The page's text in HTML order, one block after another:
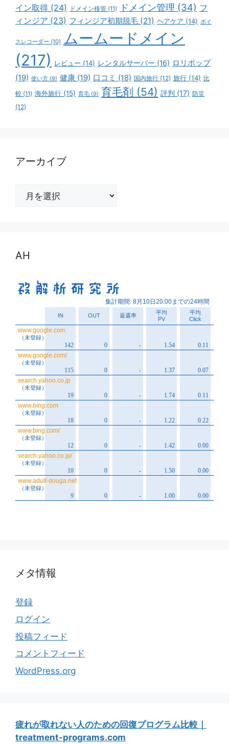
イン取得 (24) ドメイン移管 (11) ドメイン管理 (34) フ
ィンジア (23) フィンジア初期脱毛 (21) ヘアケア (14) ボイ
スレコーダー (10) ムームードメイン
(217)
レビュー (14) レンタルサーバー (16) ロリポップ
(19) 使い方 (9) 健康 (19) 口コミ (18) 国内旅行 (12) 旅行 (14) 比
較 (11) 海外旅行 (15) 育毛 (9) 育毛剤 (54) 評判 (17) 防災
(12)
アーカイブ
AH
メタ情報
登録
ログイン
投稿フィード
コメントフィード
WordPress.org
疲れが取れない人のための回復プログラム比較｜
treatment-programs.com